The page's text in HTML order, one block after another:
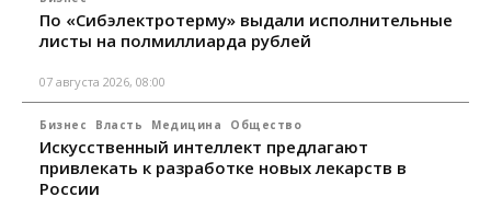
По «Сибэлектротерму» выдали исполнительные
листы на полмиллиарда рублей
07 августа 2026, 08:00
Бизнес Власть Медицина Общество
Искусственный интеллект предлагают
привлекать к разработке новых лекарств в
России